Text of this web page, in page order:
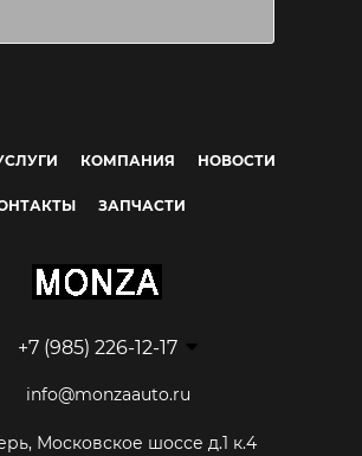
КОМПАНИЯ НОВОСТИ
ЗАПЧАСТИ
+7 (985) 226-12-17
info@monzaauto.ru
Московское шоссе д.1 к.4